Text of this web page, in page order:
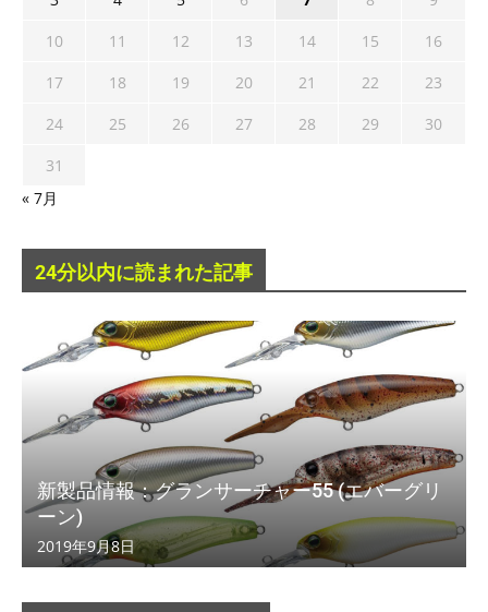
10
11 12 13 14 15
16
17
18 19 20 21 22
23
24
25 26 27 28 29
30
31
« 7月
24分以内に読まれた記事
新製品情報：グランサーチャー55 (エバーグリ
ーン)
2019年9月8日